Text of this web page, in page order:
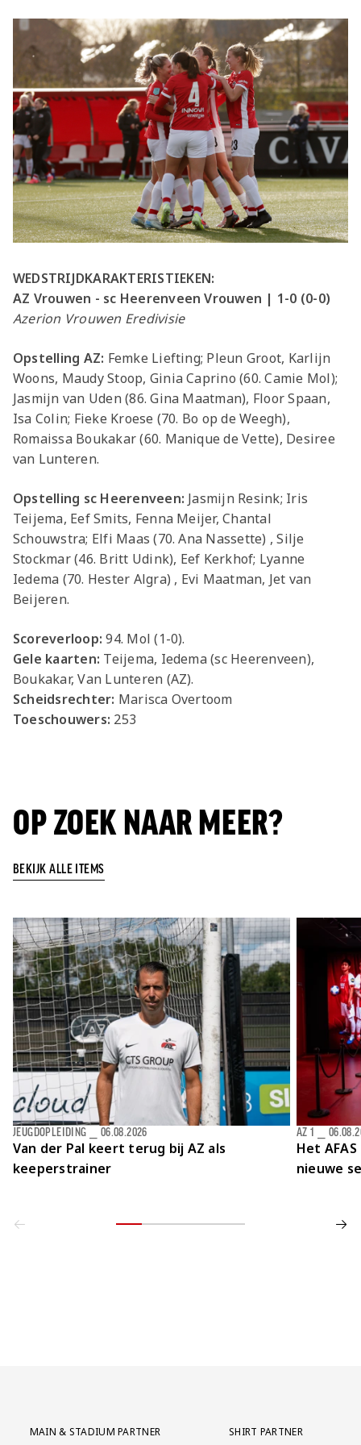
WEDSTRIJDKARAKTERISTIEKEN:
AZ Vrouwen - sc Heerenveen Vrouwen | 1-0 (0-0)
Azerion Vrouwen Eredivisie
Opstelling AZ: Femke Liefting; Pleun Groot, Karlijn
Woons, Maudy Stoop, Ginia Caprino (60. Camie Mol);
Jasmijn van Uden (86. Gina Maatman), Floor Spaan,
Isa Colin; Fieke Kroese (70. Bo op de Weegh),
Romaissa Boukakar (60. Manique de Vette), Desiree
van Lunteren.
Opstelling sc Heerenveen: Jasmijn Resink; Iris
Teijema, Eef Smits, Fenna Meijer, Chantal
Schouwstra; Elfi Maas (70. Ana Nassette) , Silje
Stockmar (46. Britt Udink), Eef Kerkhof; Lyanne
Iedema (70. Hester Algra) , Evi Maatman, Jet van
Beijeren.
Scoreverloop: 94. Mol (1-0).
Gele kaarten: Teijema, Iedema (sc Heerenveen),
Boukakar, Van Lunteren (AZ).
Scheidsrechter: Marisca Overtoom
Toeschouwers: 253
OP ZOEK NAAR MEER?
BEKIJK ALLE ITEMS
Van der Pal keert terug bij AZ als
keeperstrainer
JEUGDOPLEIDING 06.08.2026
Het
nieuwe
AZ 1
Partner Logos Grid
MAIN & STADIUM PARTNER
SHIRT PARTNER